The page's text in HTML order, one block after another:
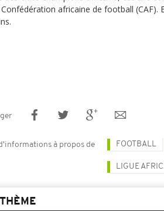
africaine de football (CAF).
à propos de FOOTBALL
LIGUE